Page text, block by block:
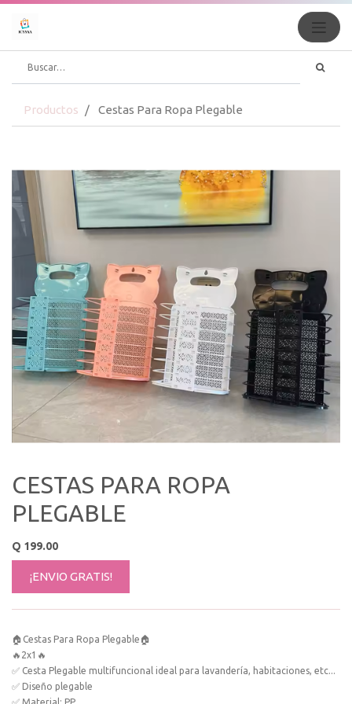
Productos Cestas Para Ropa Plegable
CESTAS PARA ROPA
PLEGABLE
Q 199.00
¡ENVIO GRATIS!
🏠Cestas Para Ropa Plegable🏠
🔥2x1🔥
✅ Cesta Plegable multifuncional ideal para lavandería, habitaciones, etc...
✅ Diseño plegable
✅ Material: PP